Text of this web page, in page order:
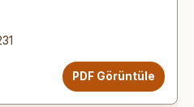
PDF Görüntüle